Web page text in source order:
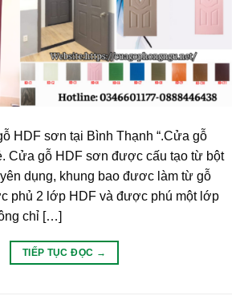
HDF sơn tại Bình Thạnh “.Cửa gỗ
Cửa gỗ HDF sơn được cấu tạo từ bột
dụng, khung bao đươc làm từ gỗ
phủ 2 lớp HDF và được phú một lớp
chỉ […]
TIẾP TỤC ĐỌC →